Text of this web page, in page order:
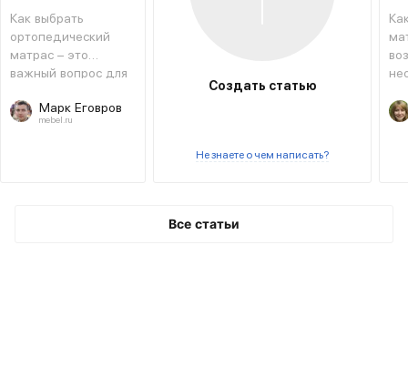
матрас
Как выбрать
ортопедический
матрас – это
важный вопрос для
сменить
предыдущий или
Марк Еговров
mebel.ru
Создать статью
Не знаете о чем написать?
Все статьи